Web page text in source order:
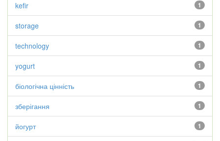
1
kefir
1
storage
1
technology
1
yogurt
1
біологічна цінність
1
зберігання
1
йогурт